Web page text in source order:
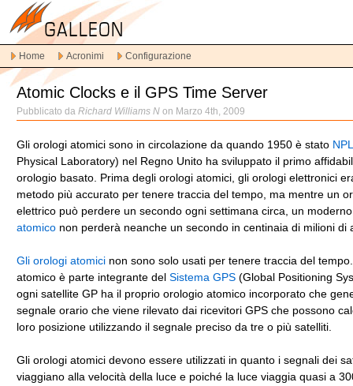
alla
navigazione
principale
Vai
contenuto
principale
contenuto
secondario
Home Acronimi Configurazione
Atomic Clocks e il GPS Time Server
Pubblicato da Richard Williams N on Marzo 4th, 2009
Gli orologi atomici sono in circolazione da quando 1950 è stato NPL
Physical Laboratory) nel Regno Unito ha sviluppato il primo
orologio basato. Prima degli orologi atomici, gli orologi elettronici
metodo più accurato per tenere traccia del tempo, ma mentre un
elettrico può perdere un secondo ogni settimana circa, un moderno
atomico non perderà neanche un secondo in centinaia di milioni di
Gli orologi atomici non sono solo usati per tenere traccia del
atomico è parte integrante del Sistema GPS (Global Positioning
ogni satellite GP ha il proprio orologio atomico incorporato che
segnale orario che viene rilevato dai ricevitori GPS che possono
loro posizione utilizzando il segnale preciso da tre o più satelliti.
Gli orologi atomici devono essere utilizzati in quanto i segnali dei
viaggiano alla velocità della luce e poiché la luce viaggia quasi a